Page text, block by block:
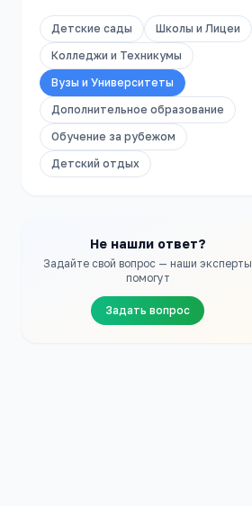
Детские сады
Школы и Лицеи
Колледжи и Техникумы
Вузы и Университеты
Дополнительное образование
Обучение за рубежом
Детский отдых
Не нашли ответ?
Задайте свой вопрос — наши эксперты
помогут
Задать вопрос